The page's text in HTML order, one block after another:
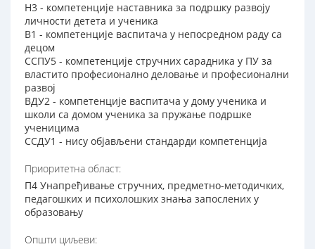
Н3 - компетенције наставника за подршку развоју
личности детета и ученика
В1 - компетенције васпитача у непосредном раду са
децом
ССПУ5 - компетенције стручних сарадника у ПУ за
властито професионално деловање и професионални
развој
ВДУ2 - компетенције васпитача у дому ученика и
школи са домом ученика за пружање подршке
ученицима
ССДУ1 - нису објављени стандарди компетенција
Приоритетна област:
П4 Унапређивање стручних, предметно-методичких,
педагошких и психолошких знања запослених у
образовању
Општи циљеви: